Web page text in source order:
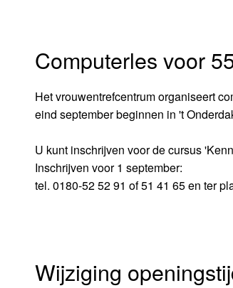
Computerles voor
Het vrouwentrefcentrum organiseert
eind september beginnen in 't
U kunt inschrijven voor de cursus
Inschrijven voor 1 september:
tel. 0180-52 52 91 of 51 41 65 en ter
Wijziging